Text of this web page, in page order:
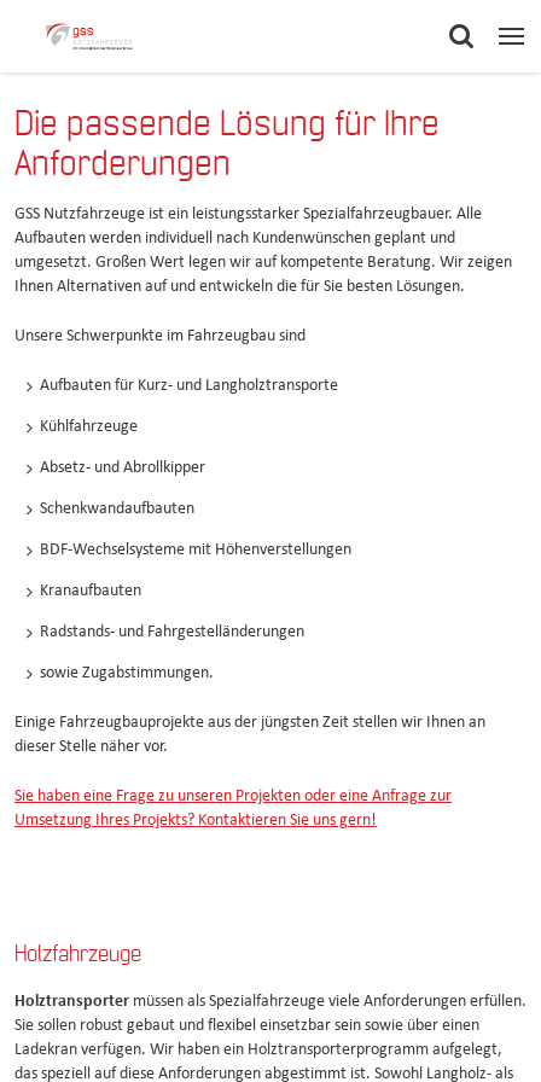
Die passende Lösung für Ihre
Anforderungen
GSS Nutzfahrzeuge ist ein leistungsstarker Spezialfahrzeugbauer. Alle
Aufbauten werden individuell nach Kundenwünschen geplant und
umgesetzt. Großen Wert legen wir auf kompetente Beratung. Wir zeigen
Ihnen Alternativen auf und entwickeln die für Sie besten Lösungen.
Unsere Schwerpunkte im Fahrzeugbau sind
Aufbauten für Kurz- und Langholztransporte
Kühlfahrzeuge
Absetz- und Abrollkipper
Schenkwandaufbauten
BDF-Wechselsysteme mit Höhenverstellungen
Kranaufbauten
Radstands- und Fahrgestelländerungen
sowie Zugabstimmungen.
Einige Fahrzeugbauprojekte aus der jüngsten Zeit stellen wir Ihnen an
dieser Stelle näher vor.
Sie haben eine Frage zu unseren Projekten oder eine Anfrage zur
Umsetzung Ihres Projekts? Kontaktieren Sie uns gern!
Holzfahrzeuge
Holztransporter müssen als Spezialfahrzeuge viele Anforderungen erfüllen.
Sie sollen robust gebaut und flexibel einsetzbar sein sowie über einen
Ladekran verfügen. Wir haben ein Holztransporterprogramm aufgelegt,
das speziell auf diese Anforderungen abgestimmt ist. Sowohl Langholz- als